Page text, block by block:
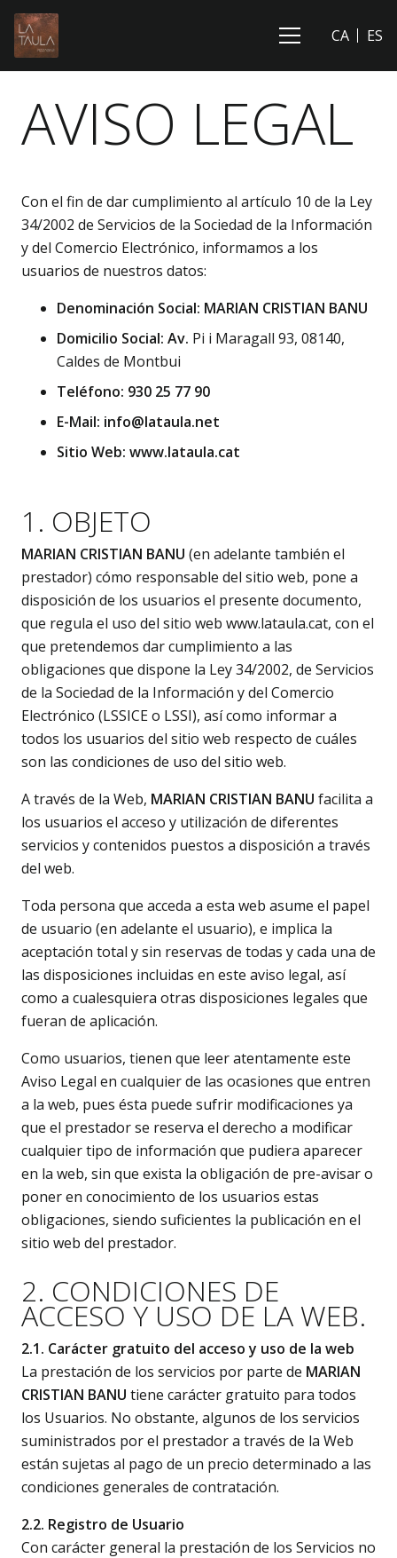
CA ES
AVISO LEGAL
Con el fin de dar cumplimiento al artículo 10 de la Ley
34/2002 de Servicios de la Sociedad de la Información
y del Comercio Electrónico, informamos a los
usuarios de nuestros datos:
Denominación Social: MARIAN CRISTIAN BANU
Domicilio Social: Av. Pi i Maragall 93, 08140,
Caldes de Montbui
Teléfono: 930 25 77 90
E-Mail: info@lataula.net
Sitio Web: www.lataula.cat
1. OBJETO
MARIAN CRISTIAN BANU (en adelante también el
prestador) cómo responsable del sitio web, pone a
disposición de los usuarios el presente documento,
que regula el uso del sitio web www.lataula.cat, con el
que pretendemos dar cumplimiento a las
obligaciones que dispone la Ley 34/2002, de Servicios
de la Sociedad de la Información y del Comercio
Electrónico (LSSICE o LSSI), así como informar a
todos los usuarios del sitio web respecto de cuáles
son las condiciones de uso del sitio web.
A través de la Web, MARIAN CRISTIAN BANU facilita a
los usuarios el acceso y utilización de diferentes
servicios y contenidos puestos a disposición a través
del web.
Toda persona que acceda a esta web asume el papel
de usuario (en adelante el usuario), e implica la
aceptación total y sin reservas de todas y cada una de
las disposiciones incluidas en este aviso legal, así
como a cualesquiera otras disposiciones legales que
fueran de aplicación.
Como usuarios, tienen que leer atentamente este
Aviso Legal en cualquier de las ocasiones que entren
a la web, pues ésta puede sufrir modificaciones ya
que el prestador se reserva el derecho a modificar
cualquier tipo de información que pudiera aparecer
en la web, sin que exista la obligación de pre-avisar o
poner en conocimiento de los usuarios estas
obligaciones, siendo suficientes la publicación en el
sitio web del prestador.
2. CONDICIONES DE
ACCESO Y USO DE LA WEB.
2.1. Carácter gratuito del acceso y uso de la web
La prestación de los servicios por parte de MARIAN
CRISTIAN BANU tiene carácter gratuito para todos
los Usuarios. No obstante, algunos de los servicios
suministrados por el prestador a través de la Web
están sujetas al pago de un precio determinado a las
condiciones generales de contratación.
2.2. Registro de Usuario
Con carácter general la prestación de los Servicios no